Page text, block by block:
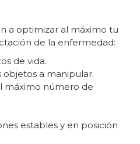
a optimizar al máximo tu
de la enfermedad:
de vida.
objetos a manipular.
máximo número de
estables y en posición